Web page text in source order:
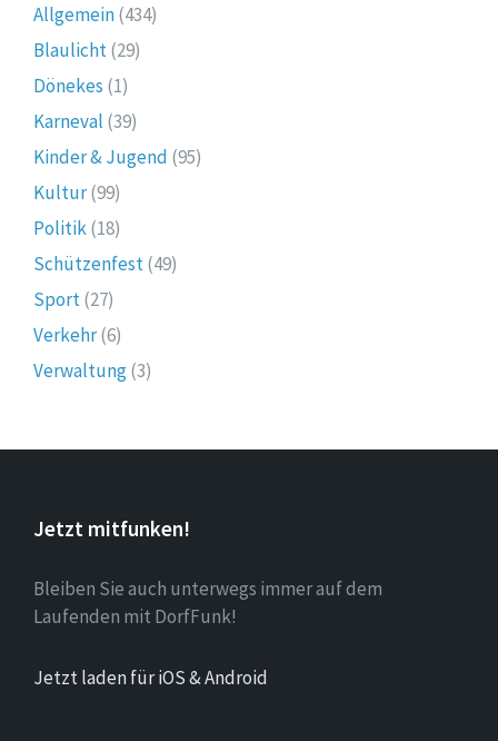
Allgemein(434)
Blaulicht(29)
Dönekes (1)
Karneval (39)
Kinder & Jugend (95)
Kultur(99)
Politik(18)
Schützenfest(49)
Sport(27)
Verkehr(6)
Verwaltung(3)
Jetzt mitfunken!
Bleiben Sie auch unterwegs immer auf dem
Laufenden mit DorfFunk!
Jetzt laden für iOS & Android